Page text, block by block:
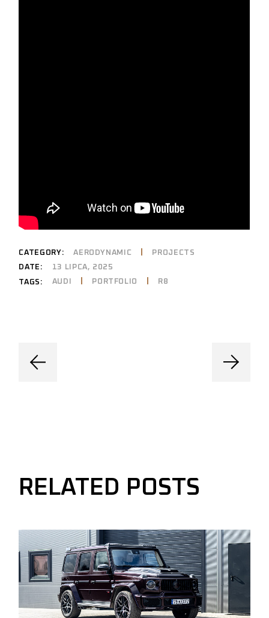
CATEGORY: AERODYNAMIC
PROJECTS
DATE:
13 LIPCA, 2025
TAGS:
AUDI PORTFOLIO R8
RELATED POSTS